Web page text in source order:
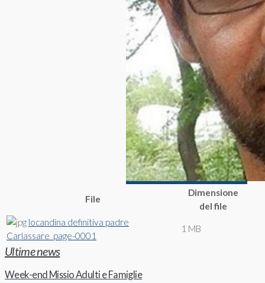
File
Dimensione
del file
locandina definitiva padre
Carlassare_page-0001
1 MB
Ultime news
Week-end Missio Adulti e Famiglie